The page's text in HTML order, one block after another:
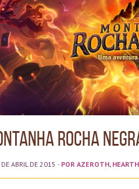
Rocha
ABRIL DE 2015 · POR AZEROTH,